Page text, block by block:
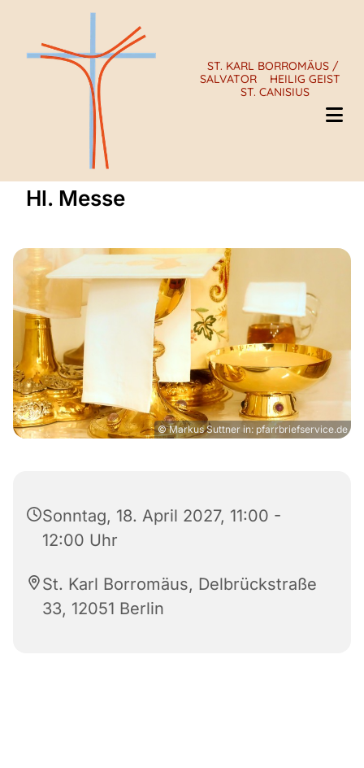
ST. KARL BORROMÄUS /
SALVATOR
HEILIG GEIST
ST. CANISIUS
Hl. Messe
© Markus Suttner in: pfarrbriefservice.de
Sonntag, 18. April 2027, 11:00 -
12:00 Uhr
St. Karl Borromäus, Delbrückstraße
33, 12051 Berlin